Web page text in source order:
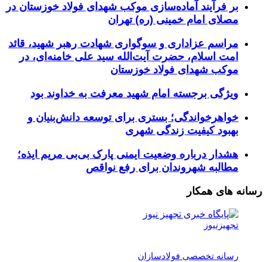
بر فرآیند آماده‌سازی موکب شهدای فولاد خوزستان در
مصلای امام خمینی (ره) تهران
مراسم عزاداری و سوگواری شهادت رهبر شهید، قائد
امت اسلام، حضرت آیت‌الله سید علی خامنه‌ای، در
موکب شهدای فولاد خوزستان
ویژگی برجسته امام شهید معرفت به خداوند بود
خواهرخواندگی؛ بستری برای توسعه دانش‌بنیان و
بهبود کیفیت زندگی شهری
هشدار درباره وضعیت ایمنی پارک بی‌بی مریم ایذه؛
مطالبه شهروندان برای رفع نواقص
رسانه های همکار
تجهیزنیوز
رسانه تخصصی فولادسازان